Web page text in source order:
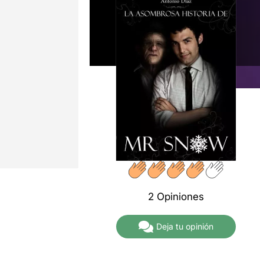
2 Opiniones
Deja tu opinión